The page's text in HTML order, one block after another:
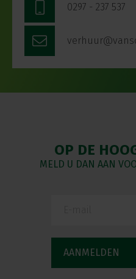
0297 - 237 537
OP DE
MELD U DAN AAN